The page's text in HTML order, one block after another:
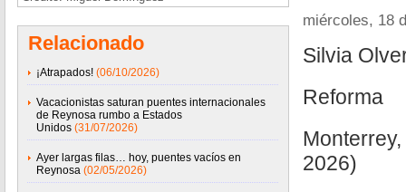
Relacionado
¡Atrapados! (06/10/2026)
Vacacionistas saturan puentes internacionales
de Reynosa rumbo a Estados
Unidos (31/07/2026)
Ayer largas filas… hoy, puentes vacíos en
Reynosa (02/05/2026)
miércoles, 18
Silvia
Reforma
2026)